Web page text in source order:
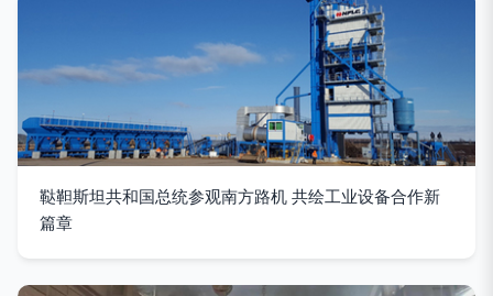
鞑靼斯坦共和国总统参观南方路机 共绘工业设备合作新
篇章